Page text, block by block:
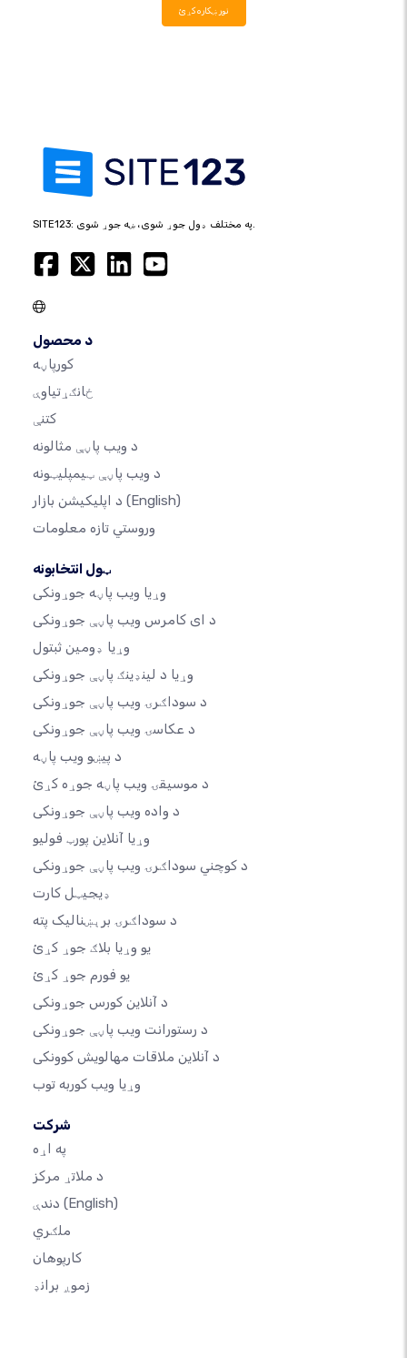
نور ښکاره کړئ
SITE123: په مختلف ډول جوړ شوی، ښه جوړ شوی.
د محصول
کورپاڼه
ځانګړتیاوې
کتنې
د ویب پاڼې مثالونه
د ویب پاڼې ټیمپلیټونه
(English)
وروستي تازه معلومات
ټول انتخابونه
وړیا ویب پاڼه جوړونکی
د ای کامرس ویب پاڼې جوړونکی
وړیا ډومین ثبتول
وړیا د لینډینګ پاڼې جوړونکی
د سوداګرۍ ویب پاڼې جوړونکی
د عکاسۍ ویب پاڼې جوړونکی
د پیښو ویب پاڼه
د موسیقۍ ویب پاڼه جوړه کړئ
د واده ویب پاڼې جوړونکی
وړیا آنلاین پورټ فولیو
د کوچني سوداګرۍ ویب پاڼې جوړونکی
ډیجیټل کارت
د سوداګرۍ برېښنالیک پته
یو وړیا بلاګ جوړ کړئ
یو فورم جوړ کړئ
د آنلاین کورس جوړونکی
د رستورانت ویب پاڼې جوړونکی
د آنلاین ملاقات مهالویش کوونکی
وړیا ویب کوربه توب
شرکت
په اړه
د ملاتړ مرکز
(English)
ملګري
کارپوهان
زموږ برانډ